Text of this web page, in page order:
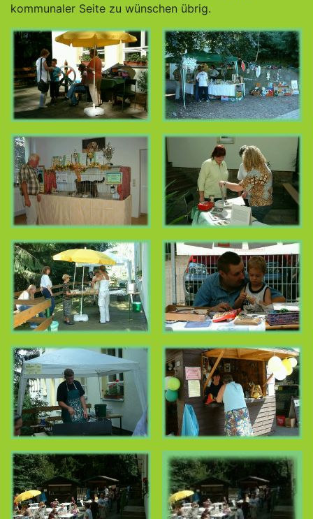
kommunaler Seite zu wünschen übrig.